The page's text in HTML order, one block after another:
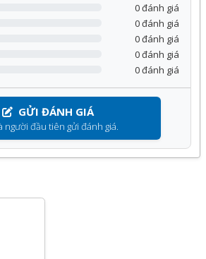
GỬI ĐÁNH GIÁ
người đầu tiên gửi đánh giá.
0 đánh giá
0 đánh giá
0 đánh giá
0 đánh giá
0 đánh giá